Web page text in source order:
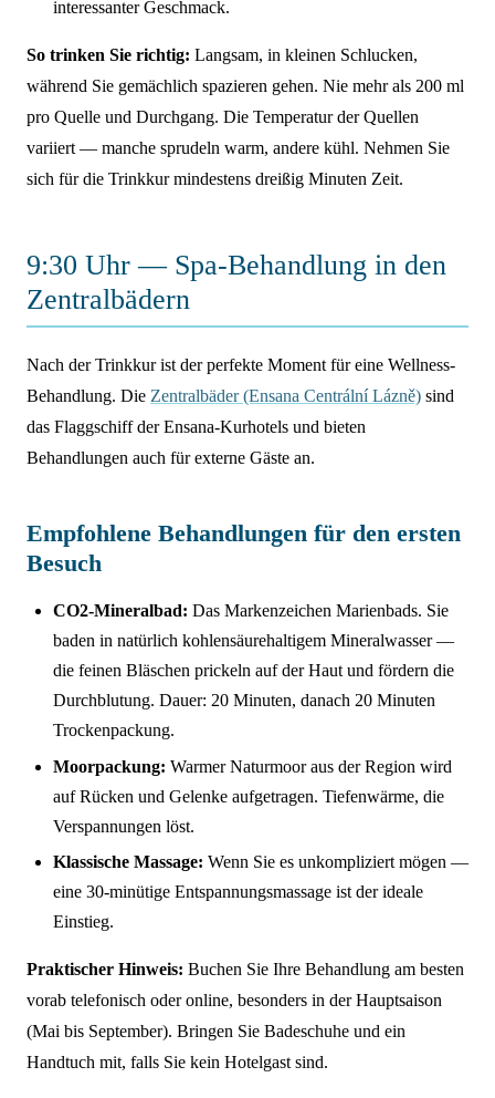
interessanter Geschmack.
So trinken Sie richtig: Langsam, in kleinen Schlucken,
während Sie gemächlich spazieren gehen. Nie mehr als 200 ml
pro Quelle und Durchgang. Die Temperatur der Quellen
variiert — manche sprudeln warm, andere kühl. Nehmen Sie
sich für die Trinkkur mindestens dreißig Minuten Zeit.
9:30 Uhr — Spa-Behandlung in den
Zentralbädern
Nach der Trinkkur ist der perfekte Moment für eine Wellness-
Behandlung. Die Zentralbäder (Ensana Centrální Lázně) sind
das Flaggschiff der Ensana-Kurhotels und bieten
Behandlungen auch für externe Gäste an.
Empfohlene Behandlungen für den ersten
Besuch
CO2-Mineralbad: Das Markenzeichen Marienbads. Sie
baden in natürlich kohlensäurehaltigem Mineralwasser —
die feinen Bläschen prickeln auf der Haut und fördern die
Durchblutung. Dauer: 20 Minuten, danach 20 Minuten
Trockenpackung.
Moorpackung: Warmer Naturmoor aus der Region wird
auf Rücken und Gelenke aufgetragen. Tiefenwärme, die
Verspannungen löst.
Klassische Massage: Wenn Sie es unkompliziert mögen —
eine 30-minütige Entspannungsmassage ist der ideale
Einstieg.
Praktischer Hinweis: Buchen Sie Ihre Behandlung am besten
vorab telefonisch oder online, besonders in der Hauptsaison
(Mai bis September). Bringen Sie Badeschuhe und ein
Handtuch mit, falls Sie kein Hotelgast sind.